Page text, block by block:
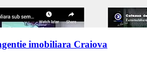
imobiliara Craiova